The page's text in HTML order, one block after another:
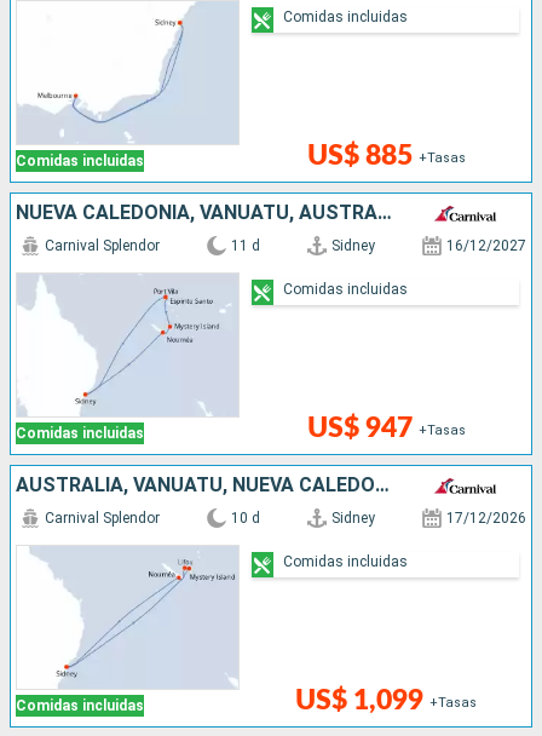
Comidas incluidas US$ 885 +Tasas
Comidas incluidas
NUEVA CALEDONIA, VANUATU, AUSTRALIA
Comidas incluidas
Carnival Splendor 11 d Sidney 16/12/2027
US$ 947 +Tasas
Comidas incluidas
AUSTRALIA, VANUATU, NUEVA CALEDONIA
Comidas incluidas
Carnival Splendor 10 d Sidney 17/12/2026
US$ 1,099 +Tasas
Comidas incluidas